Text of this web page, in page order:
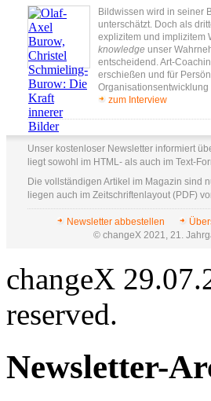
Bildwissen wird in seiner
unterschätzt. Doch als
explizitem und implizitem
knowledge unser
entscheidend. Art-
erschießen und für
zum Interview
Unser kostenloser Newsletter informiert
liegt sowohl im HTML- als auch im Text-
Die vollständigen Artikel im Magazin sind
liegen auch im Zeitschriftenlayout (PDF)
Newsletter abbestellen
© changeX 2021, 21.
changeX
reserved.
Newsletter-